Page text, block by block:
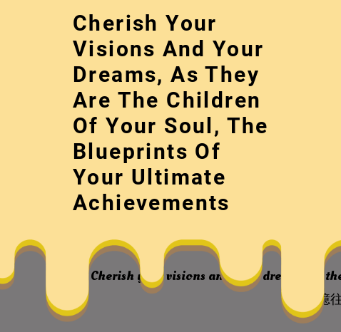
Cherish Your
Visions And Your
Dreams, As They
Are The Children
Of Your Soul, The
Blueprints Of
Your Ultimate
Achievements
從《桑榆憶往》看
Cherish your visions and your dreams, as
《桑榆憶